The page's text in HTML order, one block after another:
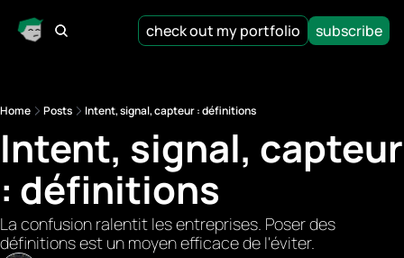
check out my portfolio subscribe
Home Posts Intent, signal, capteur : définitions
Intent, signal, capteur
: définitions
La confusion ralentit les entreprises. Poser des
définitions est un moyen efficace de l'éviter.